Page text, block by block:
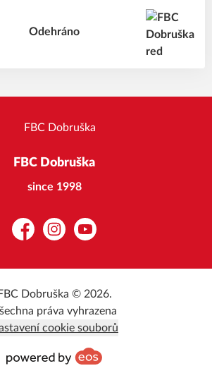
Odehráno
FBC Dobruška
since 1998
FacebookInstagramYouTube
FBC Dobruška © 2026.
práva vyhrazena
cookie souborů